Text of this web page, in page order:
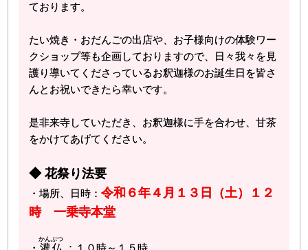
ております。
たい焼き・おだんごの出店や、お子様向けの体験ワー
クショップ等も企画しておりますので、日々我々を見
護り導いてくださっているお釈迦様のお誕生日を皆さ
んとお祝いできたら幸いです。
是非来寺していただき、お釈迦様に手を合わせ、甘茶
をかけてあげてください。
◆ 花祭り法要
・場所、日時：令和６年４月１３日（土）１２
時 一乗寺本堂
・ 灌仏
かんぶつ
：１０時～１５時